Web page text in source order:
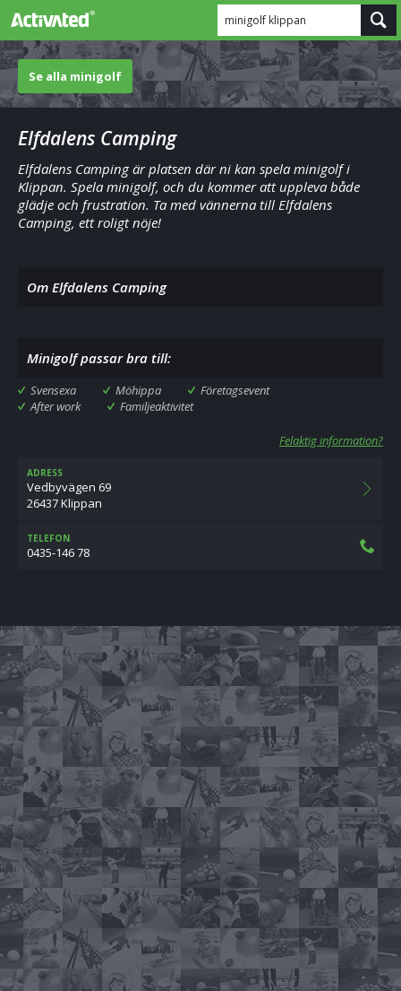
minigolf klippan
Se alla minigolf
Elfdalens Camping
Elfdalens Camping är platsen där ni kan spela minigolf i
Klippan. Spela minigolf, och du kommer att uppleva både
glädje och frustration. Ta med vännerna till Elfdalens
Camping, ett roligt nöje!
Om Elfdalens Camping
Minigolf passar bra till:
Svensexa Möhippa
Företagsevent
After work
Familjeaktivitet
Felaktig information?
ADRESS
Vedbyvägen 69
26437 Klippan
TELEFON
0435-146 78